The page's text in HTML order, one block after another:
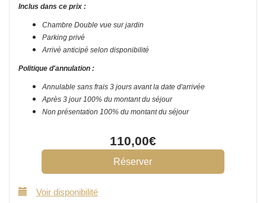
Inclus dans ce prix :
Chambre Double vue sur jardin
Parking privé
Arrivé anticipé selon disponibilité
Politique d'annulation :
Annulable sans frais 3 jours avant la date d'arrivée
Après 3 jour 100% du montant du séjour
Non présentation 100% du montant du séjour
110,00€
Voir disponibilité